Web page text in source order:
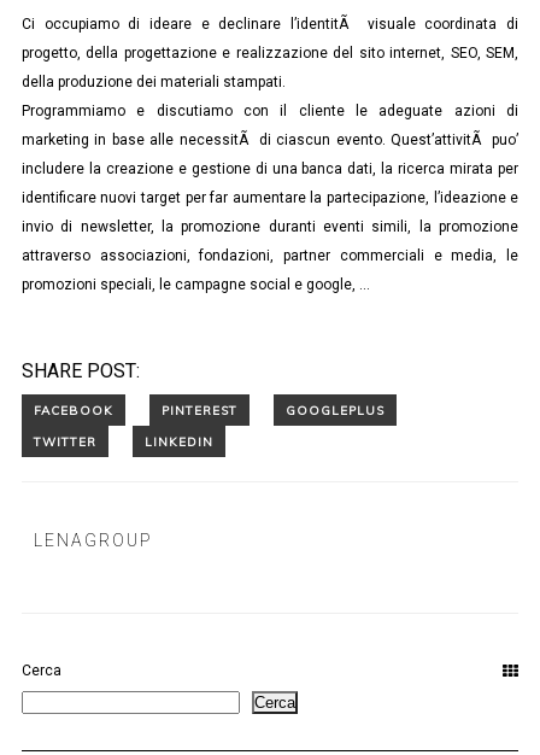
Ci occupiamo di ideare e declinare l’identitÃ visuale coordinata di
progetto, della progettazione e realizzazione del sito internet, SEO, SEM,
della produzione dei materiali stampati.
Programmiamo e discutiamo con il cliente le adeguate azioni di
marketing in base alle necessitÃ di ciascun evento. Quest’attivitÃ puo’
includere la creazione e gestione di una banca dati, la ricerca mirata per
identificare nuovi target per far aumentare la partecipazione, l’ideazione e
invio di newsletter, la promozione duranti eventi simili, la promozione
attraverso associazioni, fondazioni, partner commerciali e media, le
promozioni speciali, le campagne social e google, …
SHARE POST:
LENAGROUP
Cerca
Cerca